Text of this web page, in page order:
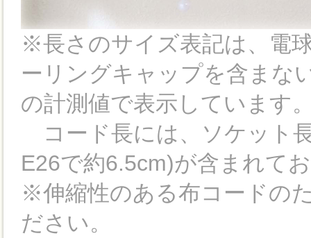
※長さのサイズ表記は、電
ーリングキャップを含まな
の計測値で表示しています
コード長には、ソケット
E26で約6.5cm)が含まれて
※伸縮性のある布コードの
ださい。